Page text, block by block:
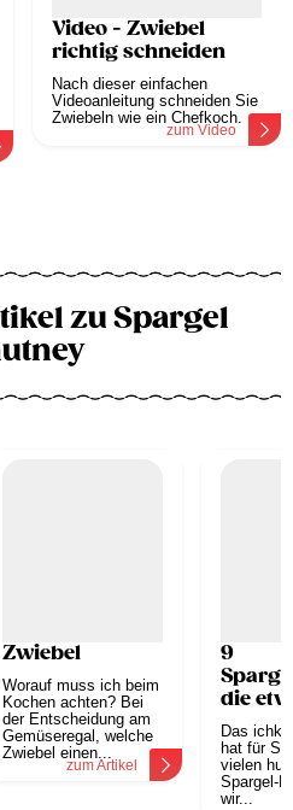
Video - Zwiebel
richtig schneiden
Nach dieser einfachen
Videoanleitung schneiden Sie
Zwiebeln wie ein Chefkoch.
zum Video
zu Spargel
Zwiebel
Worauf muss ich beim
Kochen achten? Bei
der Entscheidung am
Gemüseregal, welche
Zwiebel einen...
zum Artikel
9
die
Das
hat für
vielen
Spargel-
wir...